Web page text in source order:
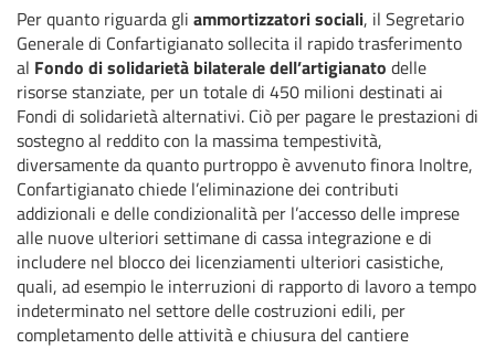
Per quanto riguarda gli ammortizzatori sociali, il Segretario
Generale di Confartigianato sollecita il rapido trasferimento
al Fondo di solidarietà bilaterale dell’artigianato delle
risorse stanziate, per un totale di 450 milioni destinati ai
Fondi di solidarietà alternativi. Ciò per pagare le prestazioni di
sostegno al reddito con la massima tempestività,
diversamente da quanto purtroppo è avvenuto finora Inoltre,
Confartigianato chiede l’eliminazione dei contributi
addizionali e delle condizionalità per l’accesso delle imprese
alle nuove ulteriori settimane di cassa integrazione e di
includere nel blocco dei licenziamenti ulteriori casistiche,
quali, ad esempio le interruzioni di rapporto di lavoro a tempo
indeterminato nel settore delle costruzioni edili, per
completamento delle attività e chiusura del cantiere